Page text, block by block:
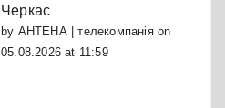
Черкас
by АНТЕНА | телекомпаніяon
05.08.2026 at 11:59